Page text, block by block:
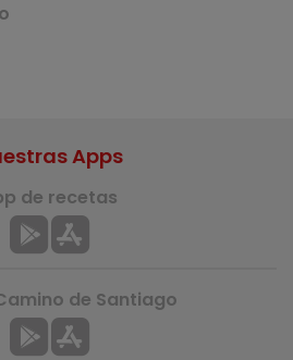
Apps
de recetas
de Santiago